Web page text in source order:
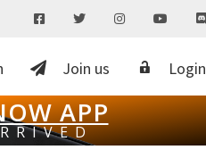
Join us Login
APP